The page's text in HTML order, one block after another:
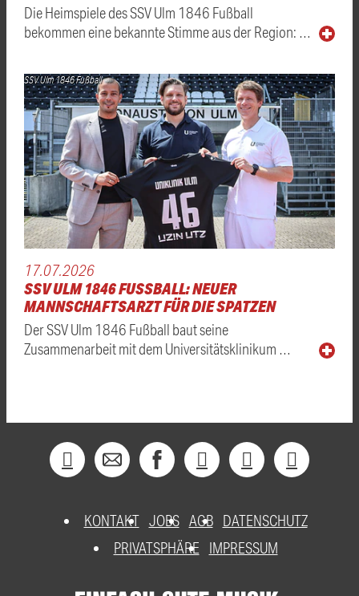
Die Heimspiele des SSV Ulm 1846 Fußball
bekommen eine bekannte Stimme aus der Region: …
SSV Ulm 1846 Fußball
17.07.2026
SSV ULM 1846 FUSSBALL: NEUER M
ANNSCHAFTSARZT FÜR DIE SPATZEN
Der SSV Ulm 1846 Fußball baut seine
Zusammenarbeit mit dem Universitätsklinikum …
KONTAKT JOBS AGB DATENSCHUTZ
PRIVATSPHÄRE
IMPRESSUM